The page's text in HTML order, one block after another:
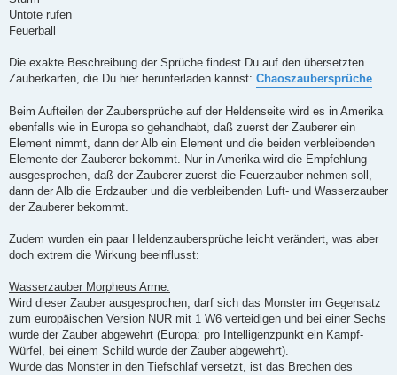
Untote rufen
Feuerball
Die exakte Beschreibung der Sprüche findest Du auf den übersetzten
Zauberkarten, die Du hier herunterladen kannst: Chaoszaubersprüche
Beim Aufteilen der Zaubersprüche auf der Heldenseite wird es in Amerika
ebenfalls wie in Europa so gehandhabt, daß zuerst der Zauberer ein
Element nimmt, dann der Alb ein Element und die beiden verbleibenden
Elemente der Zauberer bekommt. Nur in Amerika wird die Empfehlung
ausgesprochen, daß der Zauberer zuerst die Feuerzauber nehmen soll,
dann der Alb die Erdzauber und die verbleibenden Luft- und Wasserzauber
der Zauberer bekommt.
Zudem wurden ein paar Heldenzaubersprüche leicht verändert, was aber
doch extrem die Wirkung beeinflusst:
Wasserzauber Morpheus Arme:
Wird dieser Zauber ausgesprochen, darf sich das Monster im Gegensatz
zum europäischen Version NUR mit 1 W6 verteidigen und bei einer Sechs
wurde der Zauber abgewehrt (Europa: pro Intelligenzpunkt ein Kampf-
Würfel, bei einem Schild wurde der Zauber abgewehrt).
Wurde das Monster in den Tiefschlaf versetzt, ist das Brechen des